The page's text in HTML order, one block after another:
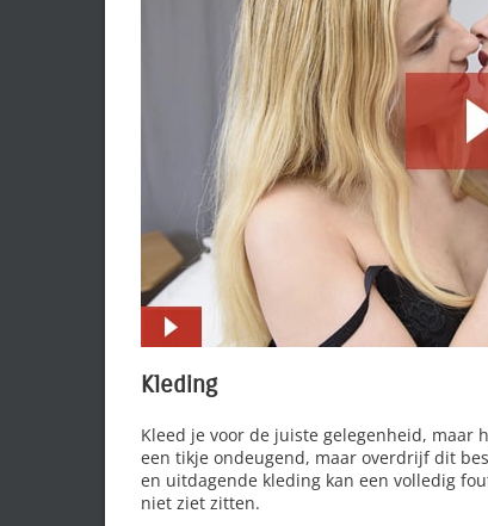
Kleding
Kleed je voor de juiste gelegenheid,
een tikje ondeugend, maar overdrijf dit
en uitdagende kleding kan een volledig
niet ziet zitten.